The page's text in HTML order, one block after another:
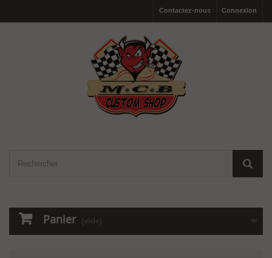
Connexion
Contactez-nous
Panier (vide)